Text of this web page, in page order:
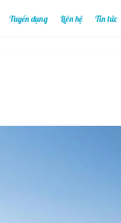
Tuyển dụng Liên hệ Tin tức